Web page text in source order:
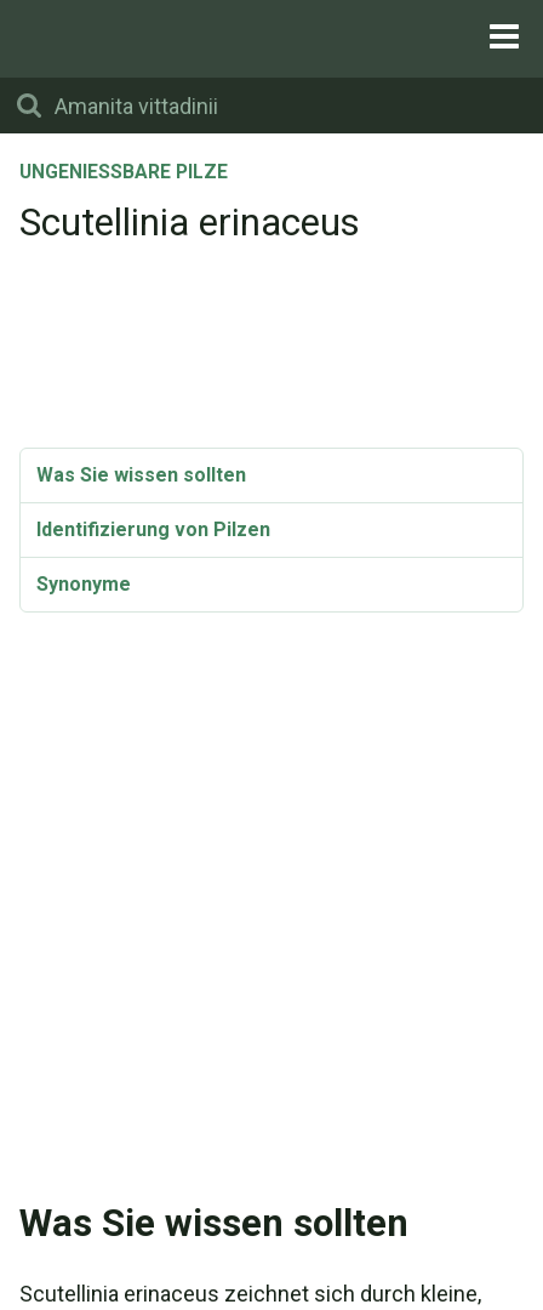
UNGENIESSBARE PILZE
Scutellinia erinaceus
Was Sie wissen sollten
Identifizierung von Pilzen
Synonyme
Was Sie wissen sollten
Scutellinia erinaceus zeichnet sich durch kleine,